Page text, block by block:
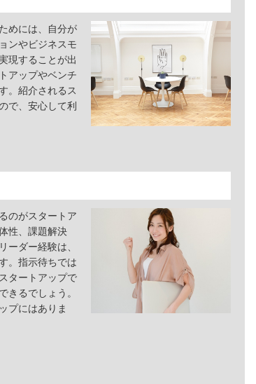
めには、自分が
ンやビジネスモ
現することが出
アップやベンチ
。紹介されるス
で、安心して利
のがスタートア
性、課題解決
ダー経験は、
。指示待ちでは
タートアップで
きるでしょう。
プにはありま